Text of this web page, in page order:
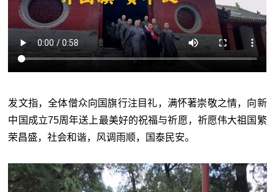
发文指，全体僧众向国旗行注目礼，满怀著崇敬之情，向新
中国成立75周年送上最美好的祝福与祈愿，祈愿伟大祖国繁
荣昌盛，社会和谐，风调雨顺，国泰民安。